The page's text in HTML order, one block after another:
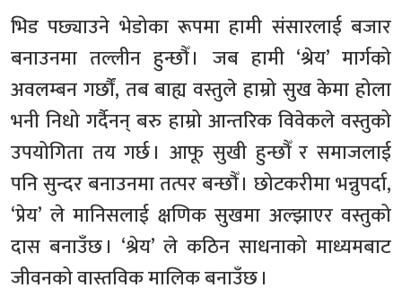
भिड पछ्याउने भेडोका रूपमा हामी संसारलाई बजार
बनाउनमा तल्लीन हुन्छौँ । जब हामी ‘श्रेय’ मार्गको
अवलम्बन गर्छौं, तब बाह्य वस्तुले हाम्रो सुख केमा होला
भनी निधो गर्दैनन् बरु हाम्रो आन्तरिक विवेकले वस्तुको
उपयोगिता तय गर्छ । आफू सुखी हुन्छौँ र समाजलाई
पनि सुन्दर बनाउनमा तत्पर बन्छौँ । छोटकरीमा भन्नुपर्दा,
‘प्रेय’ ले मानिसलाई क्षणिक सुखमा अल्झाएर वस्तुको
दास बनाउँछ । ‘श्रेय’ ले कठिन साधनाको माध्यमबाट
जीवनको वास्तविक मालिक बनाउँछ ।